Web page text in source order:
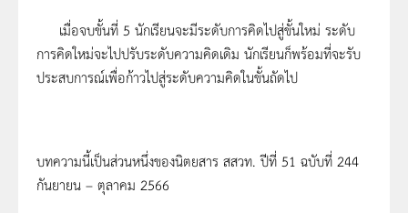
เมื่อจบขั้นที่ 5 นักเรียนจะมีระดับการคิดไปสู่ขั้นใหม่ ระดับ
การคิดใหม่จะไปปรับระดับความคิดเดิม นักเรียนก็พร้อมที่จะรับ
ประสบการณ์เพื่อก้าวไปสู่ระดับความคิดในขั้นถัดไป
บทความนี้เป็นส่วนหนึ่งของนิตยสาร สสวท. ปีที่ 51 ฉบับที่ 244
กันยายน – ตุลาคม 2566